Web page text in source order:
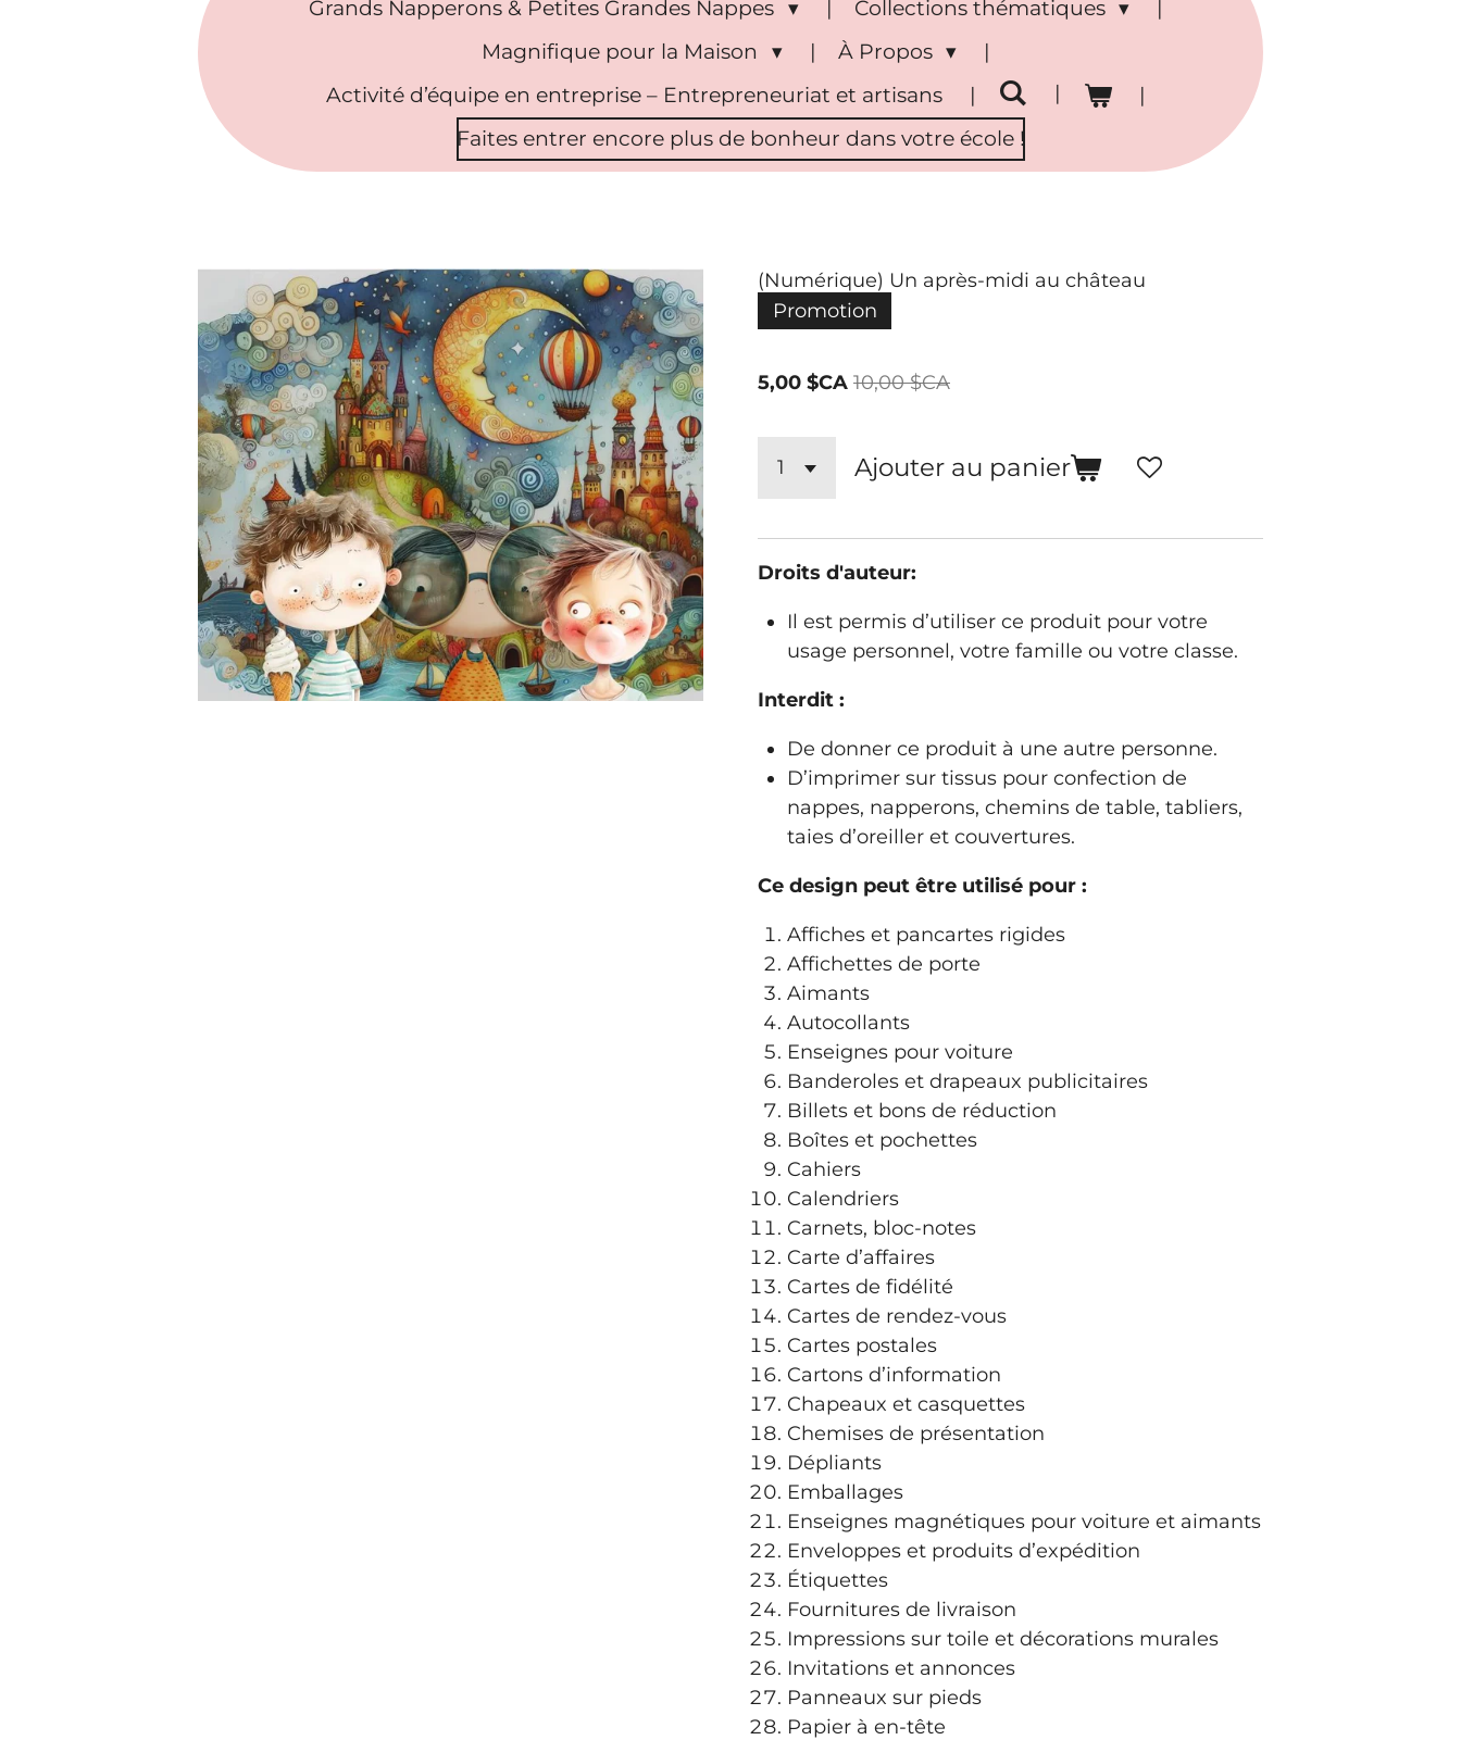
Grands Napperons & Petites Grandes Nappes
Collections thématiques
Magnifique pour la Maison
À Propos
Activité d’équipe en entreprise – Entrepreneuriat et artisans
Faites entrer encore plus de bonheur dans votre école !
(Numérique) Un après-midi au château
Promotion
5,00 $CA 10,00 $CA
Ajouter au panier
Droits d'auteur:
Il est permis d’utiliser ce produit pour votre
usage personnel, votre famille ou votre classe.
Interdit :
De donner ce produit à une autre personne.
D’imprimer sur tissus pour confection de
nappes, napperons, chemins de table, tabliers,
taies d’oreiller et couvertures.
Ce design peut être utilisé pour :
Affiches et pancartes rigides
Affichettes de porte
Aimants
Autocollants
Enseignes pour voiture
Banderoles et drapeaux publicitaires
Billets et bons de réduction
Boîtes et pochettes
Cahiers
Calendriers
Carnets, bloc-notes
Carte d’affaires
Cartes de fidélité
Cartes de rendez-vous
Cartes postales
Cartons d’information
Chapeaux et casquettes
Chemises de présentation
Dépliants
Emballages
Enseignes magnétiques pour voiture et aimants
Enveloppes et produits d’expédition
Étiquettes
Fournitures de livraison
Impressions sur toile et décorations murales
Invitations et annonces
Panneaux sur pieds
Papier à en-tête